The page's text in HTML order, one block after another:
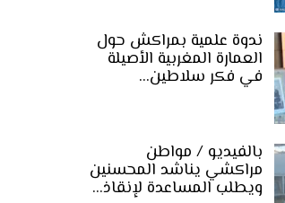
ندوة علمية بمراكش حول
العمارة المغربية الأصيلة
في فكر سلاطين…
بالفيديو / مواطن
مراكشي يناشد المحسنين
ويطلب المساعدة لإنقاذ…